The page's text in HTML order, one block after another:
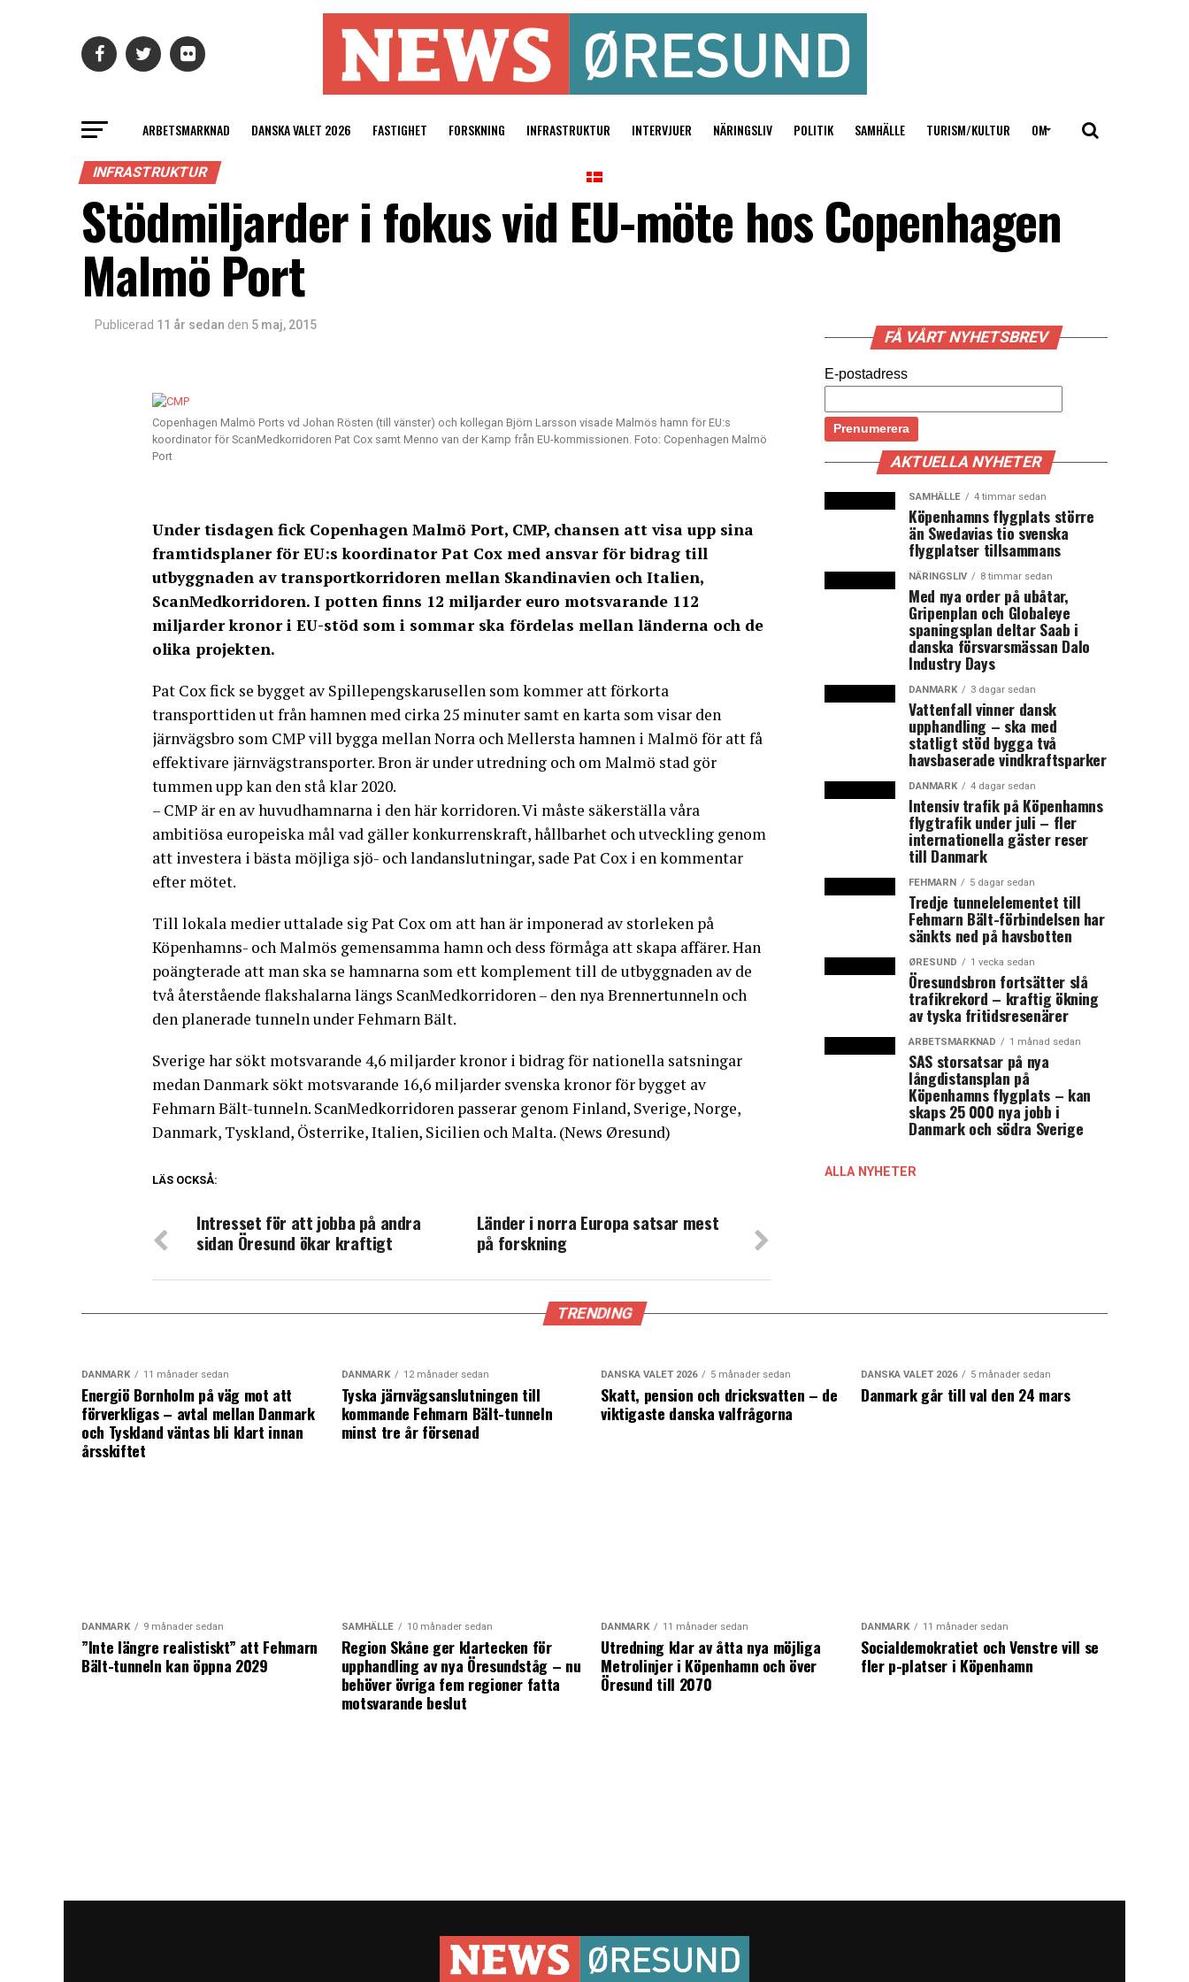
ARBETSMARKNAD DANSKA VALET 2026 FASTIGHET FORSKNING INFRASTRUKTUR INTERVJUER NÄRINGSLIV POLITIK SAMHÄLLE TURISM/KULTUR OM
INFRASTRUKTUR
Stödmiljarder i fokus vid EU-möte hos Copenhagen
Malmö Port
Publicerad 11 år sedan den 5 maj, 2015
Copenhagen Malmö Ports vd Johan Rösten (till vänster) och kollegan Björn Larsson visade Malmös hamn för EU:s
koordinator för ScanMedkorridoren Pat Cox samt Menno van der Kamp från EU-kommissionen. Foto: Copenhagen Malmö
Port
Under tisdagen fick Copenhagen Malmö Port, CMP, chansen att visa upp sina
framtidsplaner för EU:s koordinator Pat Cox med ansvar för bidrag till
utbyggnaden av transportkorridoren mellan Skandinavien och Italien,
ScanMedkorridoren. I potten finns 12 miljarder euro motsvarande 112
miljarder kronor i EU-stöd som i sommar ska fördelas mellan länderna och de
olika projekten.
Pat Cox fick se bygget av Spillepengskarusellen som kommer att förkorta
transporttiden ut från hamnen med cirka 25 minuter samt en karta som visar den
järnvägsbro som CMP vill bygga mellan Norra och Mellersta hamnen i Malmö för att få
effektivare järnvägstransporter. Bron är under utredning och om Malmö stad gör
tummen upp kan den stå klar 2020.
– CMP är en av huvudhamnarna i den här korridoren. Vi måste säkerställa våra
ambitiösa europeiska mål vad gäller konkurrenskraft, hållbarhet och utveckling genom
att investera i bästa möjliga sjö- och landanslutningar, sade Pat Cox i en kommentar
efter mötet.
Till lokala medier uttalade sig Pat Cox om att han är imponerad av storleken på
Köpenhamns- och Malmös gemensamma hamn och dess förmåga att skapa affärer. Han
poängterade att man ska se hamnarna som ett komplement till de utbyggnaden av de
två återstående flakshalarna längs ScanMedkorridoren – den nya Brennertunneln och
den planerade tunneln under Fehmarn Bält.
Sverige har sökt motsvarande 4,6 miljarder kronor i bidrag för nationella satsningar
medan Danmark sökt motsvarande 16,6 miljarder svenska kronor för bygget av
Fehmarn Bält-tunneln. ScanMedkorridoren passerar genom Finland, Sverige, Norge,
Danmark, Tyskland, Österrike, Italien, Sicilien och Malta. (News Øresund)
LÄS OCKSÅ:
Länder i norra Europa satsar mest
på forskning
Intresset för att jobba på andra
sidan Öresund ökar kraftigt
FÅ VÅRT NYHETSBREV
E-postadress
AKTUELLA NYHETER
SAMHÄLLE 4 timmar sedan
Köpenhamns flygplats större
än Swedavias tio svenska
flygplatser tillsammans
NÄRINGSLIV 8 timmar sedan
Med nya order på ubåtar,
Gripenplan och Globaleye
spaningsplan deltar Saab i
danska försvarsmässan Dalo
Industry Days
DANMARK 3 dagar sedan
Vattenfall vinner dansk
upphandling – ska med
statligt stöd bygga två
havsbaserade vindkraftsparker
DANMARK 4 dagar sedan
Intensiv trafik på Köpenhamns
flygtrafik under juli – fler
internationella gäster reser
till Danmark
FEHMARN 5 dagar sedan
Tredje tunnelelementet till
Fehmarn Bält-förbindelsen har
sänkts ned på havsbotten
ØRESUND 1 vecka sedan
Öresundsbron fortsätter slå
trafikrekord – kraftig ökning
av tyska fritidsresenärer
ARBETSMARKNAD 1 månad sedan
SAS storsatsar på nya
långdistansplan på
Köpenhamns flygplats – kan
skaps 25 000 nya jobb i
Danmark och södra Sverige
ALLA NYHETER
TRENDING
DANMARK 11 månader sedan
Energiö Bornholm på väg mot att
förverkligas – avtal mellan Danmark
och Tyskland väntas bli klart innan
årsskiftet
DANMARK 12 månader sedan
Tyska järnvägsanslutningen till
kommande Fehmarn Bält-tunneln
minst tre år försenad
DANSKA VALET 2026 5 månader sedan
Skatt, pension och dricksvatten – de
viktigaste danska valfrågorna
DANSKA VALET 2026 5 månader sedan
Danmark går till val den 24 mars
DANMARK 9 månader sedan
”Inte längre realistiskt” att Fehmarn
Bält-tunneln kan öppna 2029
SAMHÄLLE 10 månader sedan
Region Skåne ger klartecken för
upphandling av nya Öresundståg – nu
behöver övriga fem regioner fatta
motsvarande beslut
DANMARK 11 månader sedan
Utredning klar av åtta nya möjliga
Metrolinjer i Köpenhamn och över
Öresund till 2070
DANMARK 11 månader sedan
Socialdemokratiet och Venstre vill se
fler p-platser i Köpenhamn